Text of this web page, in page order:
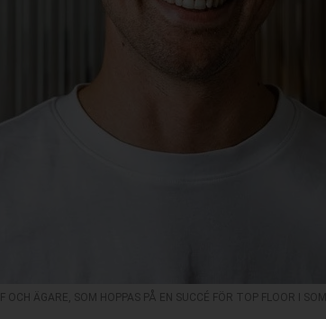
OCH ÄGARE, SOM HOPPAS PÅ EN SUCCÉ FÖR TOP FLOOR I